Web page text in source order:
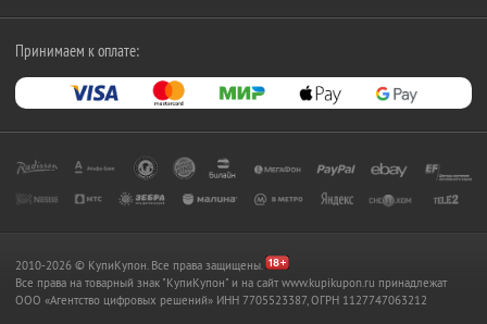
Принимаем к оплате:
2010-2026 © КупиКупон. Все права защищены.
Все права на товарный знак "КупиКупон" и на сайт www.kupikupon.ru принадлежат
OOO «Агентство цифровых решений» ИНН 7705523387, ОГРН 1127747063212